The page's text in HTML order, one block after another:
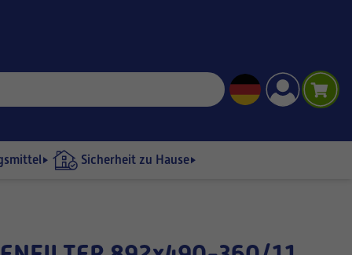
Sicherheit zu Hause